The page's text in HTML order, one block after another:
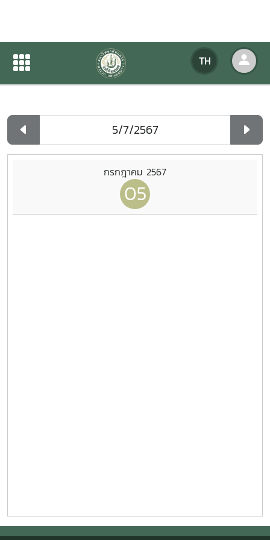
TH
ปฏิทินกิจกรรมของหน่วยงาน
ปฏิทินกิจกรรมของหน่วยงาน
กรกฎาคม 2567
05